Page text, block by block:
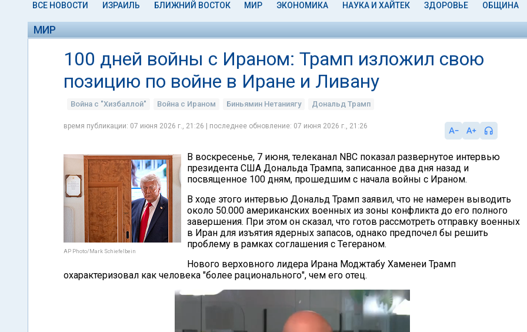
ВСЕ НОВОСТИ ИЗРАИЛЬ БЛИЖНИЙ ВОСТОК МИР ЭКОНОМИКА НАУКА И ХАЙТЕК ЗДОРОВЬЕ ОБЩИНА
МИР
100 дней войны с Ираном: Трамп изложил свою
позицию по войне в Иране и Ливану
Война с "Хизбаллой" Война с Ираном Биньямин Нетаниягу Дональд Трамп
время публикации: 07 июня 2026 г., 21:26 | последнее обновление: 07 июня 2026 г., 21:26
AP Photo/Mark Schiefelbein
В воскресенье, 7 июня, телеканал NBC показал развернутое интервью
президента США Дональда Трампа, записанное два дня назад и
посвященное 100 дням, прошедшим с начала войны с Ираном.
В ходе этого интервью Дональд Трамп заявил, что не намерен выводить
около 50.000 американских военных из зоны конфликта до его полного
завершения. При этом он сказал, что готов рассмотреть отправку военных
в Иран для изъятия ядерных запасов, однако предпочел бы решить
проблему в рамках соглашения с Тегераном.
Нового верховного лидера Ирана Моджтабу Хаменеи Трамп
охарактеризовал как человека "более рационального", чем его отец.